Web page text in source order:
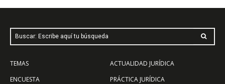
Buscar: Escribe aquí tu búsqueda
TEMAS
ENCUESTA
ACTUALIDAD JURÍDICA
PRÁCTICA JURÍDICA